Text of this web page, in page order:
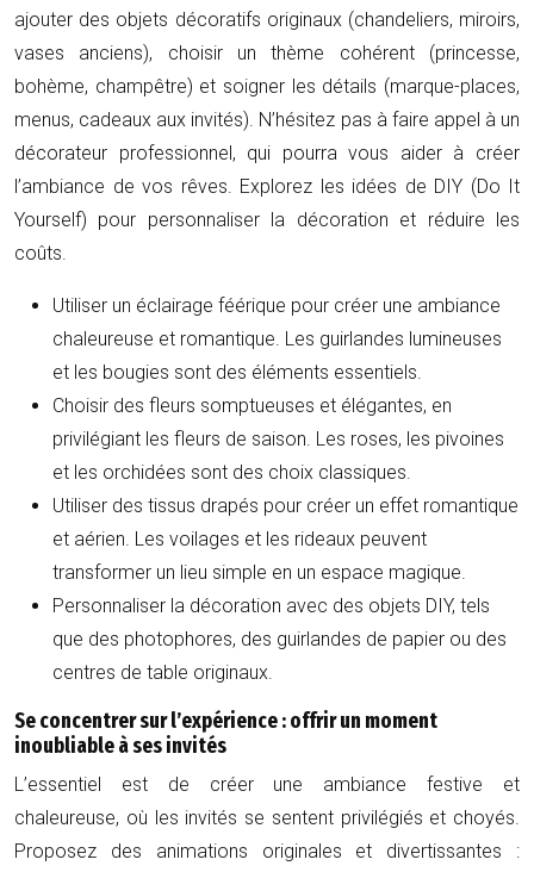
ajouter des objets décoratifs originaux (chandeliers, miroirs,
vases anciens), choisir un thème cohérent (princesse,
bohème, champêtre) et soigner les détails (marque-places,
menus, cadeaux aux invités). N’hésitez pas à faire appel à un
décorateur professionnel, qui pourra vous aider à créer
l’ambiance de vos rêves. Explorez les idées de DIY (Do It
Yourself) pour personnaliser la décoration et réduire les
coûts.
Utiliser un éclairage féérique pour créer une ambiance
chaleureuse et romantique. Les guirlandes lumineuses
et les bougies sont des éléments essentiels.
Choisir des fleurs somptueuses et élégantes, en
privilégiant les fleurs de saison. Les roses, les pivoines
et les orchidées sont des choix classiques.
Utiliser des tissus drapés pour créer un effet romantique
et aérien. Les voilages et les rideaux peuvent
transformer un lieu simple en un espace magique.
Personnaliser la décoration avec des objets DIY, tels
que des photophores, des guirlandes de papier ou des
centres de table originaux.
Se concentrer sur l’expérience : offrir un moment
inoubliable à ses invités
L’essentiel est de créer une ambiance festive et
chaleureuse, où les invités se sentent privilégiés et choyés.
Proposez des animations originales et divertissantes :